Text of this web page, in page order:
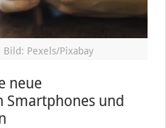
Pexels/Pixabay
neue
Smartphones und